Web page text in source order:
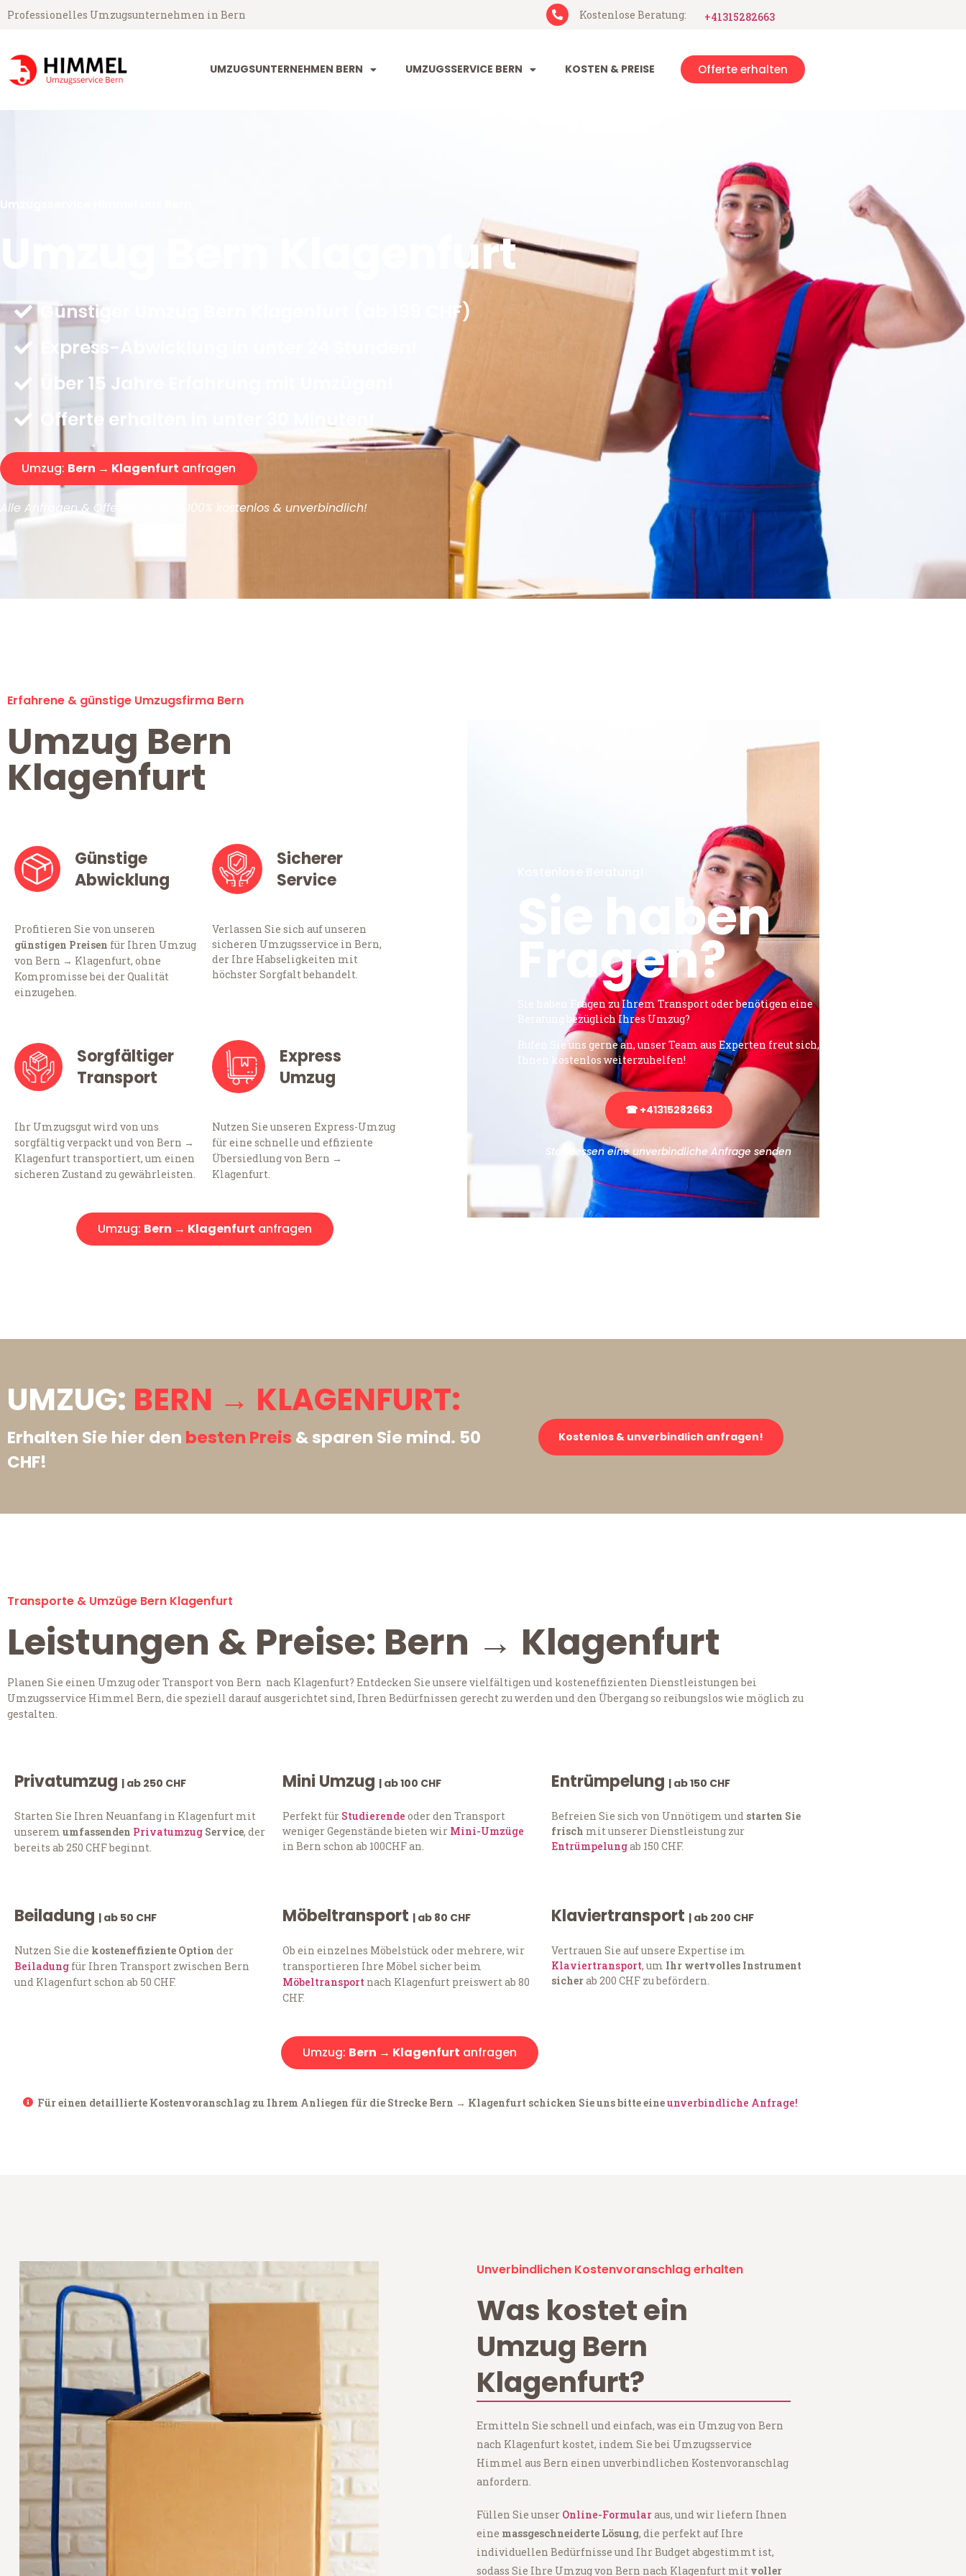
Professionelles Umzugsunternehmen in Bern Kostenlose Beratung: +41315282663
UMZUGSUNTERNEHMEN BERN UMZUGSSERVICE BERN KOSTEN & PREISE Offerte erhalten
Umzug Bern Klagenfurt
Günstiger Umzug Bern Klagenfurt (ab 199 CHF)
Express-Abwicklung in unter 24 Stunden!
Über 15 Jahre Erfahrung mit Umzügen!
Offerte erhalten in unter 30 Minuten!
Umzug: Bern → Klagenfurt anfragen
Alle Anfragen & Offerten sind zu 100% kostenlos & unverbindlich!
Erfahrene & günstige Umzugsfirma Bern
Umzug Bern
Klagenfurt
Günstige
Abwicklung
Profitieren Sie von unseren
günstigen Preisen für Ihren Umzug
von Bern → Klagenfurt, ohne
Kompromisse bei der Qualität
einzugehen.
Sicherer
Service
Verlassen Sie sich auf unseren
sicheren Umzugsservice in Bern,
der Ihre Habseligkeiten mit
höchster Sorgfalt behandelt.
Sorgfältiger
Transport
Ihr Umzugsgut wird von uns
sorgfältig verpackt und von Bern →
Klagenfurt transportiert, um einen
sicheren Zustand zu gewährleisten.
Express
Umzug
Nutzen Sie unseren Express-Umzug
für eine schnelle und effiziente
Übersiedlung von Bern →
Klagenfurt.
Umzug: Bern → Klagenfurt anfragen
Sie haben
Fragen?
Sie haben Fragen zu Ihrem Transport oder benötigen eine
Beratung bezüglich Ihres Umzug?
Rufen Sie uns gerne an, unser Team aus Experten freut sich,
Ihnen kostenlos weiterzuhelfen!
☎ +41315282663
Stattdessen eine unverbindliche Anfrage senden
UMZUG: BERN → KLAGENFURT:
Erhalten Sie hier den besten Preis & sparen Sie mind. 50
CHF!
Kostenlos & unverbindlich anfragen!
Transporte & Umzüge Bern Klagenfurt
Leistungen & Preise: Bern → Klagenfurt
Planen Sie einen Umzug oder Transport von Bern nach Klagenfurt? Entdecken Sie unsere vielfältigen und kosteneffizienten Dienstleistungen bei
Umzugsservice Himmel Bern, die speziell darauf ausgerichtet sind, Ihren Bedürfnissen gerecht zu werden und den Übergang so reibungslos wie möglich zu
gestalten.
Privatumzug | ab 250 CHF
Starten Sie Ihren Neuanfang in Klagenfurt mit
unserem umfassenden Privatumzug Service, der
bereits ab 250 CHF beginnt.
Mini Umzug | ab 100 CHF
Perfekt für Studierende oder den Transport
weniger Gegenstände bieten wir Mini-Umzüge
in Bern schon ab 100CHF an.
Entrümpelung | ab 150 CHF
Befreien Sie sich von Unnötigem und starten Sie
frisch mit unserer Dienstleistung zur
Entrümpelungab 150 CHF.
Beiladung | ab 50 CHF
Nutzen Sie die kosteneffiziente Option der
Beiladung für Ihren Transport zwischen Bern
und Klagenfurt schon ab 50 CHF.
Möbeltransport | ab 80 CHF
Ob ein einzelnes Möbelstück oder mehrere, wir
transportieren Ihre Möbel sicher beim
Möbeltransport nach Klagenfurt preiswert ab 80
CHF.
Klaviertransport | ab 200 CHF
Vertrauen Sie auf unsere Expertise im
Klaviertransport, um Ihr wertvolles Instrument
sicherab 200 CHF zu befördern.
Umzug: Bern → Klagenfurt anfragen
Für einen detaillierte Kostenvoranschlag zu Ihrem Anliegen für die Strecke Bern → Klagenfurt schicken Sie uns bitte eineunverbindliche Anfrage!
Unverbindlichen Kostenvoranschlag erhalten
Was kostet ein
Umzug Bern
Klagenfurt?
Ermitteln Sie schnell und einfach, was ein Umzug von Bern
nach Klagenfurt kostet, indem Sie bei Umzugsservice
Himmel aus Bern einen unverbindlichen Kostenvoranschlag
anfordern.
Füllen Sie unser Online-Formularaus, und wir liefern Ihnen
eine massgeschneiderte Lösung, die perfekt auf Ihre
individuellen Bedürfnisse und Ihr Budget abgestimmt ist,
sodass Sie Ihre Umzug von Bern nach Klagenfurt mit voller